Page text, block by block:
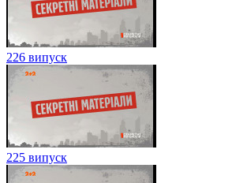
226 випуск
225 випуск